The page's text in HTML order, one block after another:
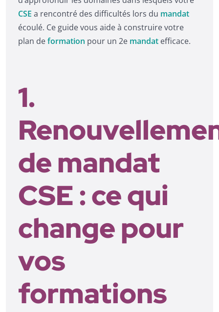
CSE a rencontré des difficultés lors du mandat
écoulé. Ce guide vous aide à construire votre
plan deformation pour un 2e mandat efficace.
1.
de mandat
CSE : ce qui
change pour
vos
formations